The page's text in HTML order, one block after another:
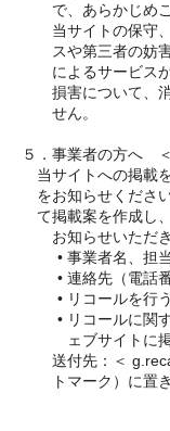
で、あらかじめ
当サイトの保守
スや第三者の妨
によるサービス
損害について、
せん。
５．事業者の方へ　
当サイトへの掲載
をお知らせくださ
て掲載案を作成し
お知らせいただ
事業者名、担
連絡先（電話番
リコールを行
リコールに関
ェブサイトに
送付先：＜
トマーク）に置